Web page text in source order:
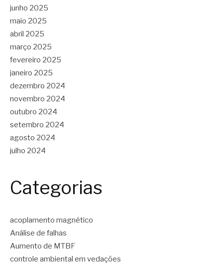
junho 2025
maio 2025
abril 2025
março 2025
fevereiro 2025
janeiro 2025
dezembro 2024
novembro 2024
outubro 2024
setembro 2024
agosto 2024
julho 2024
Categorias
acoplamento magnético
Análise de falhas
Aumento de MTBF
controle ambiental em vedações